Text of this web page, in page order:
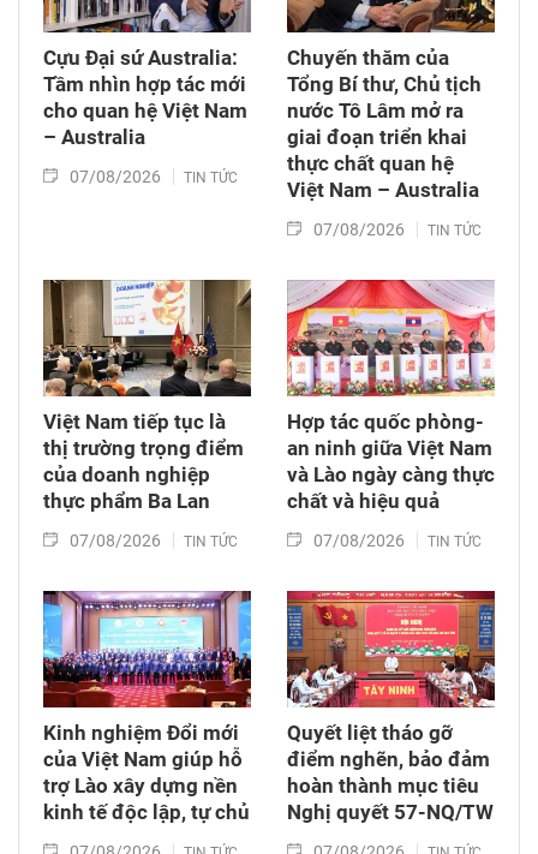
Chuyển giao công nghệ. Sau đó, Quốc hội thảo
luận ở tổ về 3 dự án Luật trên.
Cựu Đại sứ Australia:
Tầm nhìn hợp tác mới
cho quan hệ Việt Nam
– Australia
07/08/2026 TIN TỨC
Chuyến thăm của
Tổng Bí thư, Chủ tịch
nước Tô Lâm mở ra
giai đoạn triển khai
thực chất quan hệ
Việt Nam – Australia
07/08/2026 TIN TỨC
Việt Nam tiếp tục là
thị trường trọng điểm
của doanh nghiệp
thực phẩm Ba Lan
07/08/2026 TIN TỨC
Hợp tác quốc phòng-
an ninh giữa Việt Nam
và Lào ngày càng thực
chất và hiệu quả
07/08/2026 TIN TỨC
Kinh nghiệm Đổi mới
của Việt Nam giúp hỗ
trợ Lào xây dựng nền
kinh tế độc lập, tự chủ
Quyết liệt tháo gỡ
điểm nghẽn, bảo đảm
hoàn thành mục tiêu
Nghị quyết 57-NQ/TW